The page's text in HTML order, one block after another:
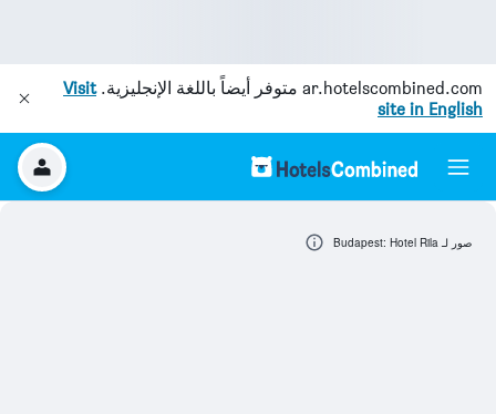
ar.hotelscombined.com متوفر أيضاً باللغة الإنجليزية.Visit
site in English
صور لـ Budapest: Hotel Rila